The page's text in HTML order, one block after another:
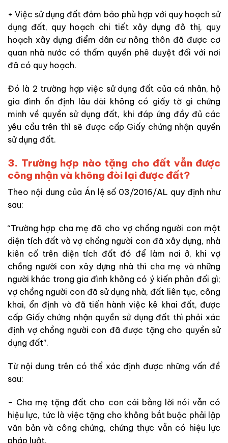
+ Việc sử dụng đất đảm bảo phù hợp với quy hoạch sử
dụng đất, quy hoạch chi tiết xây dựng đô thị, quy
hoạch xây dựng điểm dân cư nông thôn đã được cơ
quan nhà nước có thẩm quyền phê duyệt đối với nơi
đã có quy hoạch.
Đó là 2 trường hợp việc sử dụng đất của cá nhân, hộ
gia đình ổn định lâu dài không có giấy tờ gì chứng
minh về quyền sử dụng đất, khi đáp ứng đầy đủ các
yêu cầu trên thì sẽ được cấp Giấy chứng nhận quyền
sử dụng đất.
3. Trường hợp nào tặng cho đất vẫn được
công nhận và không đòi lại được đất?
Theo nội dung của Án lệ số 03/2016/AL quy định như
sau:
“Trường hợp cha mẹ đã cho vợ chồng người con một
diện tích đất và vợ chồng người con đã xây dựng, nhà
kiên cố trên diện tích đất đó để làm nơi ở, khi vợ
chồng người con xây dựng nhà thì cha mẹ và những
người khác trong gia đình không có ý kiến phản đối gì;
vợ chồng người con đã sử dụng nhà, đất liên tục, công
khai, ổn định và đã tiến hành việc kê khai đất, được
cấp Giấy chứng nhận quyền sử dụng đất thì phải xác
định vợ chồng người con đã được tặng cho quyền sử
dụng đất”.
Từ nội dung trên có thể xác định được những vấn đề
sau:
– Cha mẹ tặng đất cho con cái bằng lời nói vẫn có
hiệu lực, tức là việc tặng cho không bắt buộc phải lập
văn bản và công chứng, chứng thực vẫn có hiệu lực
pháp luật.